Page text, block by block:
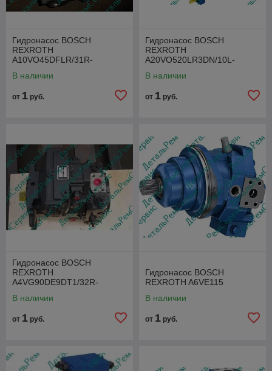
Гидронасос BOSCH
REXROTH
A10VO45DFLR/31R-
В наличии
от 1 руб.
Гидронасос BOSCH
REXROTH
A20VO520LR3DN/10L-
В наличии
от 1 руб.
Гидронасос BOSCH
REXROTH
A4VG90DE9DT1/32R-
В наличии
от 1 руб.
Гидронасос BOSCH
REXROTH A6VE115
В наличии
от 1 руб.